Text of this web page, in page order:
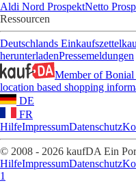
Aldi Nord ProspektNetto
Ressourcen
Deutschlands Einkaufszettel
herunterladenPressemeldungen
Member of
location based shopping
DE
FR
HilfeImpressumDatenschutz
© 2008 - 2026 kaufDA Ein
HilfeImpressumDatenschutz
1